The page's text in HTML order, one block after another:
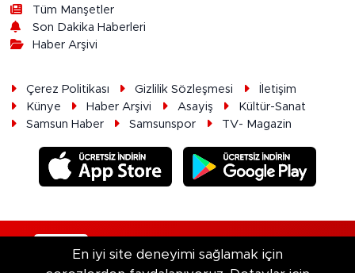
Tüm Manşetler
Son Dakika Haberleri
Haber Arşivi
Çerez Politikası Gizlilik Sözleşmesi
İletişim
Künye
Haber Arşivi Asayiş
Kültür-Sanat
Samsun Haber
Samsunspor TV- Magazin
En iyi site deneyimi sağlamak için